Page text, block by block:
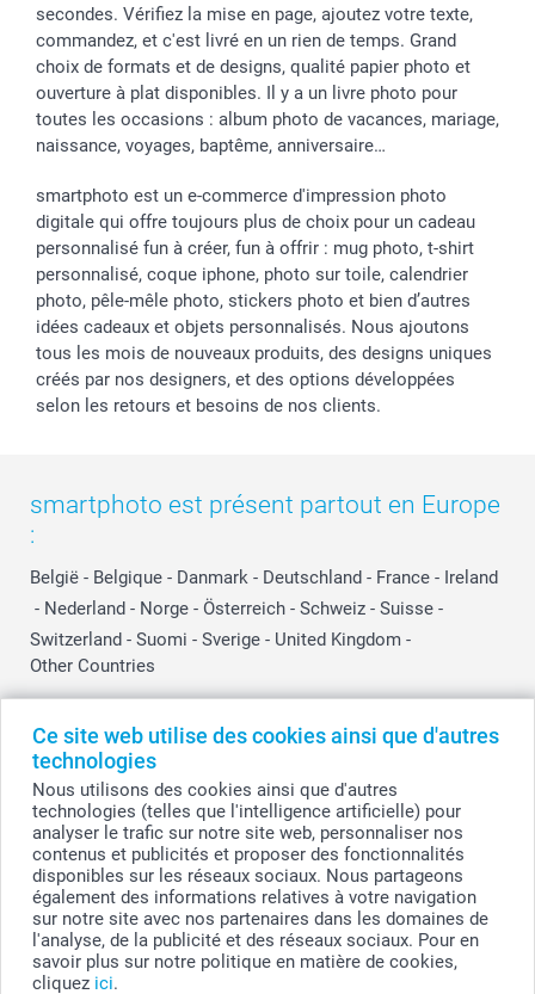
Ce site web utilise des cookies ainsi que d'autres
technologies
Nous utilisons des cookies ainsi que d'autres
technologies (telles que l'intelligence artificielle) pour
analyser le trafic sur notre site web, personnaliser nos
contenus et publicités et proposer des fonctionnalités
disponibles sur les réseaux sociaux. Nous partageons
également des informations relatives à votre navigation
sur notre site avec nos partenaires dans les domaines de
l'analyse, de la publicité et des réseaux sociaux. Pour en
savoir plus sur notre politique en matière de cookies,
cliquez ici.
secondes. Vérifiez la mise en page, ajoutez votre texte,
commandez, et c'est livré en un rien de temps. Grand
choix de formats et de designs, qualité papier photo et
ouverture à plat disponibles. Il y a un livre photo pour
toutes les occasions : album photo de vacances, mariage,
naissance, voyages, baptême, anniversaire…
smartphoto est un e-commerce d'impression photo
digitale qui offre toujours plus de choix pour un cadeau
personnalisé fun à créer, fun à offrir : mug photo, t-shirt
personnalisé, coque iphone, photo sur toile, calendrier
photo, pêle-mêle photo, stickers photo et bien d’autres
idées cadeaux et objets personnalisés. Nous ajoutons
tous les mois de nouveaux produits, des designs uniques
créés par nos designers, et des options développées
selon les retours et besoins de nos clients.
smartphoto est présent partout en Europe
:
België - Belgique - Danmark - Deutschland - France - Ireland
- Nederland - Norge - Österreich - Schweiz - Suisse -
Switzerland - Suomi - Sverige - United Kingdom -
Other Countries
© smartphoto group. Tous droits réservés
smartphoto group SA.
Siège social : Kwatrechtsteenweg 160, 9230 Wetteren, Belgique
Numéro de TVA BE 0405.706.755
Numéro d'entreprise 0405.706.755.
Coordonnées bancaires: IBAN BE71 2850 2711 5569 - BIC: GEBABEBB
Tous les prix sont en EURO (€), TVA incluse et hors frais de port.